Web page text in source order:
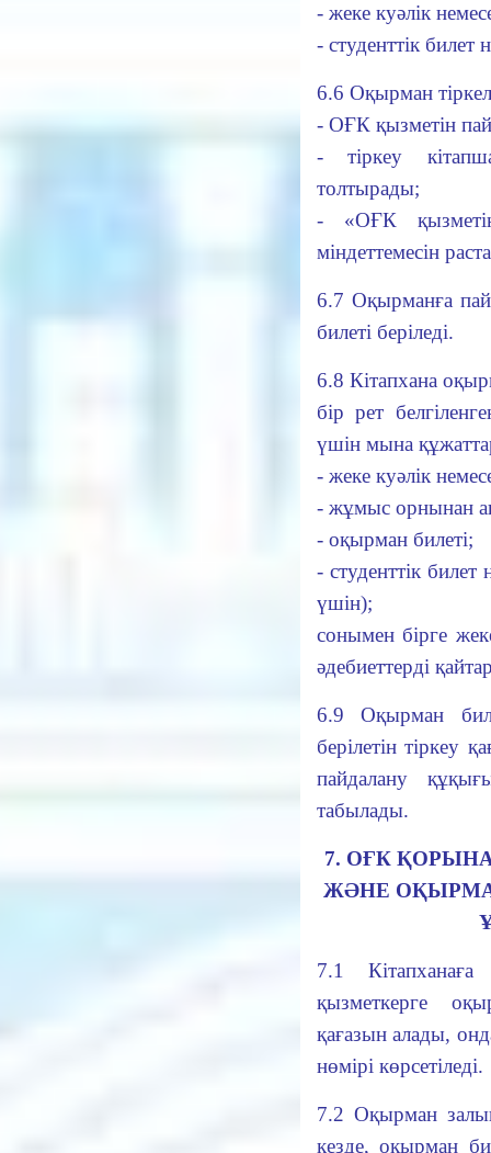
- жеке куәлік
- студенттік билет
6.6 Оқырман
- ОҒК қызметін
- тіркеу
толтырады;
- «ОҒК
міндеттемесін
6.7 Оқырманға
билеті беріледі.
6.8 Кітапхана
бір рет
үшін мына
- жеке куәлік
- жұмыс орнынан
- оқырман билеті;
- студенттік билет
үшін);
сонымен бірге
әдебиеттерді
6.9 Оқырман
берілетін тіркеу
пайдалану
табылады.
7. ОҒК
ЖӘНЕ
7.1
қызметкерге
қағазын алады,
нөмірі көрсетіледі.
7.2 Оқырман
кезде, оқырман